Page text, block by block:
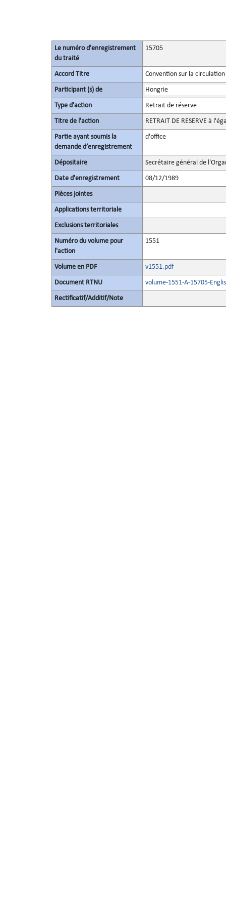
Le numéro d'enregistrement
du traité
15705
Accord Titre Convention sur la
Participant (s) de Hongrie
Type d'action Retrait de réserve
Titre de l'action RETRAIT DE RESERVE à
Partie ayant soumis la
demande d’enregistrement
d'office
Dépositaire Secrétaire général de
Date d'enregistrement 08/12/1989
Pièces jointes
Applications territoriale
Exclusions territoriales
Numéro du volume pour
l'action
1551
Volume en PDF v1551.pdf
Document RTNU volume-1551-A-15705-
Rectificatif/Additif/Note